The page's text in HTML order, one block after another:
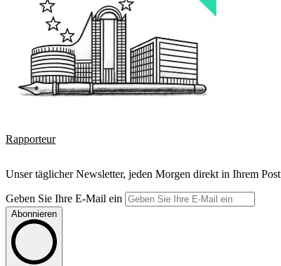
Rapporteur
Unser täglicher Newsletter, jeden Morgen direkt in Ihrem
Geben Sie Ihre E-Mail ein
Abonnieren